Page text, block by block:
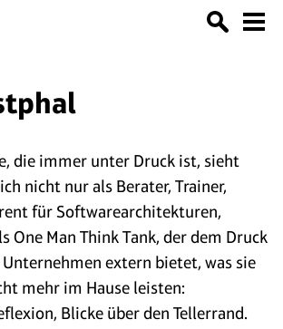
die immer unter Druck ist, sieht
nicht nur als Berater, Trainer,
für Softwarearchitekturen,
One Man Think Tank, der dem Druck
extern bietet, was sie
mehr im Hause leisten:
Blicke über den Tellerrand.